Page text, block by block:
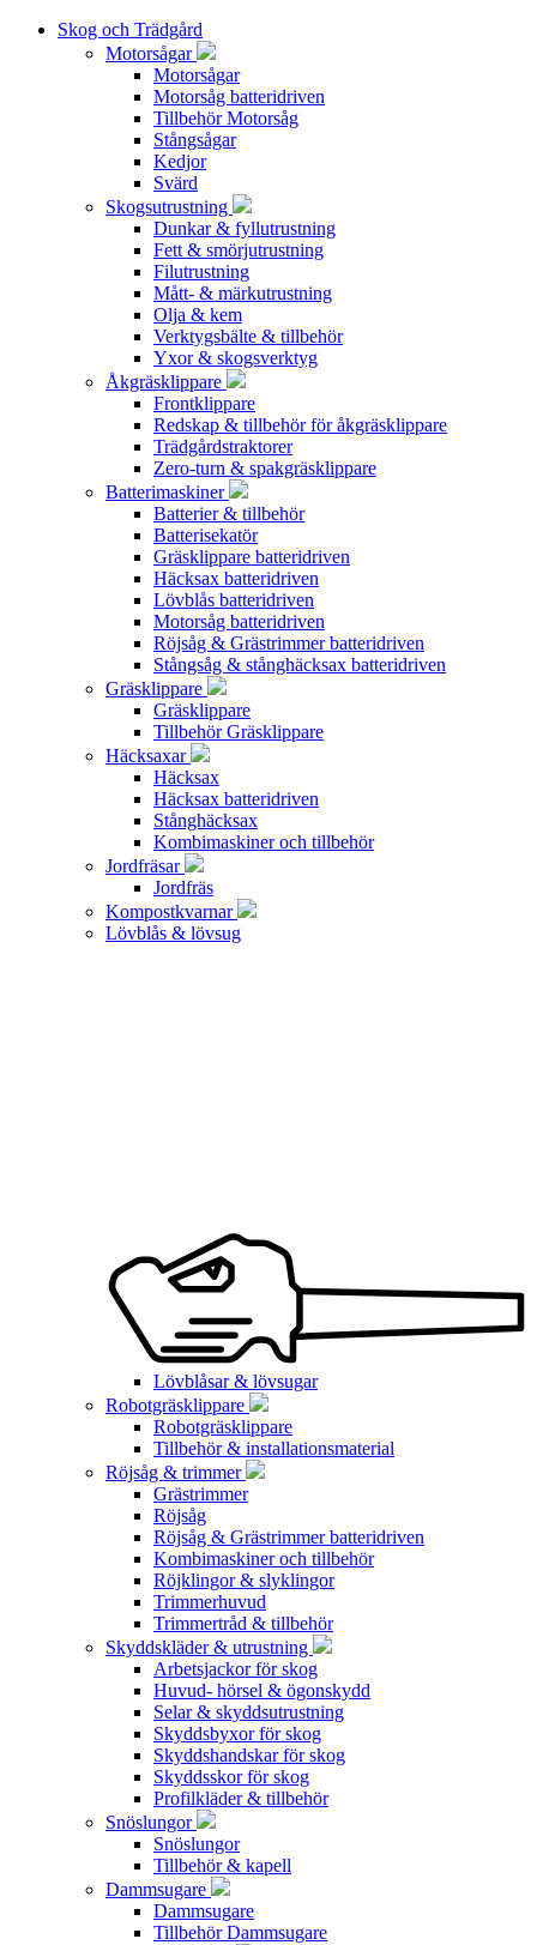
Skog och Trädgård
Motorsågar
Motorsågar
Motorsåg batteridriven
Tillbehör Motorsåg
Stångsågar
Kedjor
Svärd
Skogsutrustning
Dunkar & fyllutrustning
Fett & smörjutrustning
Filutrustning
Mått- & märkutrustning
Olja & kem
Verktygsbälte & tillbehör
Yxor & skogsverktyg
Åkgräsklippare
Frontklippare
Redskap & tillbehör för åkgräsklippare
Trädgårdstraktorer
Zero-turn & spakgräsklippare
Batterimaskiner
Batterier & tillbehör
Batterisekatör
Gräsklippare batteridriven
Häcksax batteridriven
Lövblås batteridriven
Motorsåg batteridriven
Röjsåg & Grästrimmer batteridriven
Stångsåg & stånghäcksax batteridriven
Gräsklippare
Gräsklippare
Tillbehör Gräsklippare
Häcksaxar
Häcksax
Häcksax batteridriven
Stånghäcksax
Kombimaskiner och tillbehör
Jordfräsar
Jordfräs
Kompostkvarnar
Lövblås & lövsug
Lövblåsar & lövsugar
Robotgräsklippare
Robotgräsklippare
Tillbehör & installationsmaterial
Röjsåg & trimmer
Grästrimmer
Röjsåg
Röjsåg & Grästrimmer batteridriven
Kombimaskiner och tillbehör
Röjklingor & slyklingor
Trimmerhuvud
Trimmertråd & tillbehör
Skyddskläder & utrustning
Arbetsjackor för skog
Huvud- hörsel & ögonskydd
Selar & skyddsutrustning
Skyddsbyxor för skog
Skyddshandskar för skog
Skyddsskor för skog
Profilkläder & tillbehör
Snöslungor
Snöslungor
Tillbehör & kapell
Dammsugare
Dammsugare
Tillbehör Dammsugare